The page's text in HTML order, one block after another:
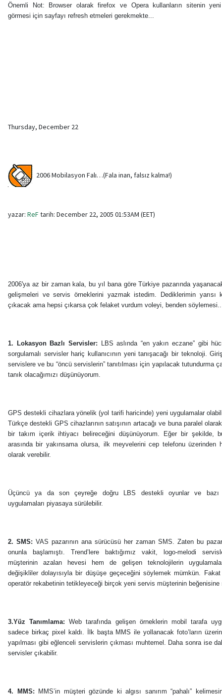
Önemli Not: Browser olarak firefox ve Opera kullanların sitenin yeni
görmesi için sayfayı refresh etmeleri gerekmekte...
Thursday, December 22
2006 Mobilasyon Falı…(Fala inan, falsız kalma!)
yazar: ReFtarih: December 22, 2005 01:53AM (EET)
2006'ya az bir zaman kala, bu yıl bana göre Türkiye pazarında
gelişmeleri ve servis örneklerini yazmak istedim. Dediklerimin yarısı
çıkacak ama hepsi çıkarsa çok felaket vurdum voleyi, benden
1. Lokasyon Bazlı Servisler: LBS aslında “en yakın eczane” gibi
sorgulamalı servisler hariç kullanıcının yeni tanışacağı bir teknoloji.
servislere ve bu “öncü servislerin” tanıtılması için yapılacak tutundurma
tanık olacağımızı düşünüyorum.
GPS destekli cihazlara yönelik (yol tarifi haricinde) yeni uygulamalar
Türkçe destekli GPS cihazlarının satışının artacağı ve buna paralel
bir takım içerik ihtiyacı belireceğini düşünüyorum. Eğer bir şekilde,
arasında bir yakınsama olursa, ilk meyvelerini cep telefonu üzerinden
olarak verebilir.
Üçüncü ya da son çeyreğe doğru LBS destekli oyunlar ve bazı
uygulamaları piyasaya sürülebilir.
2. SMS: VAS pazarının ana sürücüsü her zaman SMS. Zaten bu
onunla başlamıştı. Trend’lere baktığımız vakit, logo-melodi
müşterinin azalan hevesi hem de gelişen teknolojilerin
değişikliler dolayısıyla bir düşüşe geçeceğini söylemek mümkün.
operatör rekabetinin tetikleyeceği birçok yeni servis müşterinin beğenisine
3.Yüz Tanımlama:Web tarafında gelişen örneklerin mobil tarafa
sadece birkaç pixel kaldı. İlk başta MMS ile yollanacak foto’ların
yapılması gibi eğlenceli servislerin çıkması muhtemel. Daha sonra ise
servisler çıkabilir.
4. MMS: MMS’in müşteri gözünde ki algısı sanırım “pahalı”